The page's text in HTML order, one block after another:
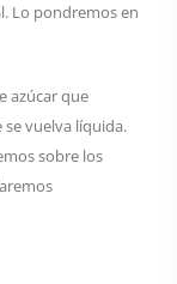
Lo pondremos en
azúcar que
vuelva líquida.
sobre los